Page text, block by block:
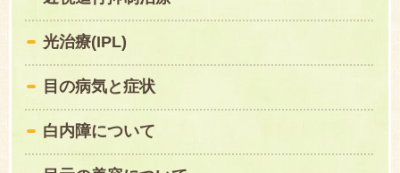
光治療(IPL)
目の病気と症状
白内障について